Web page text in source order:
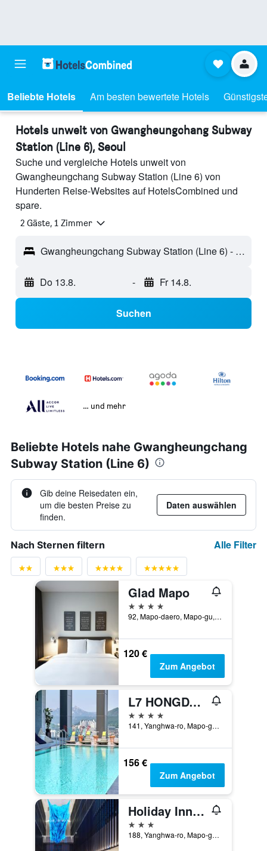
Beliebte Hotels Am besten bewertete Hotels
Hotels unweit von Gwangheungchang Subway
Station (Line 6), Seoul
Suche und vergleiche Hotels unweit von
Gwangheungchang Subway Station (Line 6) von
Hunderten Reise-Websites auf HotelsCombined und
spare.
2 Gäste, 1 Zimmer
Gwangheungchang Subway Station (Line 6) - Seoul, Südkorea
Do 13.8. - Fr 14.8.
Suchen
… und mehr
Beliebte Hotels nahe Gwangheungchang
Subway Station (Line 6)
Gib deine Reisedaten ein,
um die besten Preise zu
finden.
Daten auswählen
Nach Sternen filtern Alle Filter
Glad Mapo
4 Sterne
92, Mapo-daero, Mapo-gu, Seoul, Südkorea
120 €
Zum Angebot
L7 HONGDAE by LOTTE
4 Sterne
141, Yanghwa-ro, Mapo-gu, Seoul, Südkorea
156 €
Zum Angebot
Holiday Inn Express Seoul Hongdae By IHG
3 Sterne
188, Yanghwa-ro, Mapo-gu, Seoul, Südkorea